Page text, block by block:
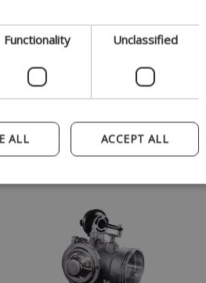
POLISH
SPANISH
PORTUGUESE
Functionality Unclassified
ACCEPT ALL
ALL